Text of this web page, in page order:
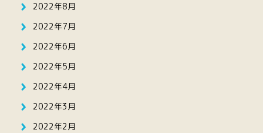
2022年8月
2022年7月
2022年6月
2022年5月
2022年4月
2022年3月
2022年2月